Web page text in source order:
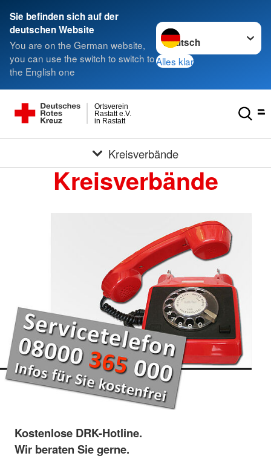
Sie befinden sich auf der
deutschen Website
You are on the German website,
you can use the switch to switch to
the English one
Sprache wechseln zu
Alles klar
in Rastatt
Rastatt e.V.
Ortsverein
Kreisverbände
Kreisverbände
Kostenlose DRK-Hotline.
Wir beraten Sie gerne.